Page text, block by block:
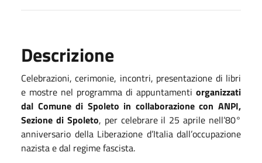
Descrizione
Celebrazioni, cerimonie, incontri, presentazione di libri
e mostre nel programma di appuntamenti organizzati
dal Comune di Spoleto in collaborazione con ANPI,
Sezione di Spoleto, per celebrare il 25 aprile nell’80°
anniversario della Liberazione d’Italia dall’occupazione
nazista e dal regime fascista.